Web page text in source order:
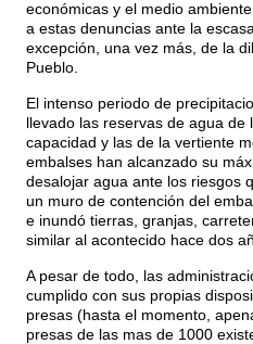
económicas y el medio
a estas denuncias ante la
excepción, una vez más, de la
Pueblo.
El intenso periodo de
llevado las reservas de agua
capacidad y las de la vertiente
embalses han alcanzado su
desalojar agua ante los riesgos
un muro de contención del
e inundó tierras, granjas,
similar al acontecido hace dos
A pesar de todo, las
cumplido con sus propias
presas (hasta el momento,
presas de las mas de 1000